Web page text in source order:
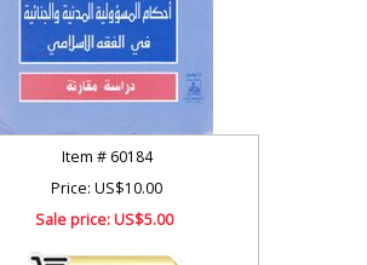
Item # 60184
Price: US$10.00
Sale price:US$5.00